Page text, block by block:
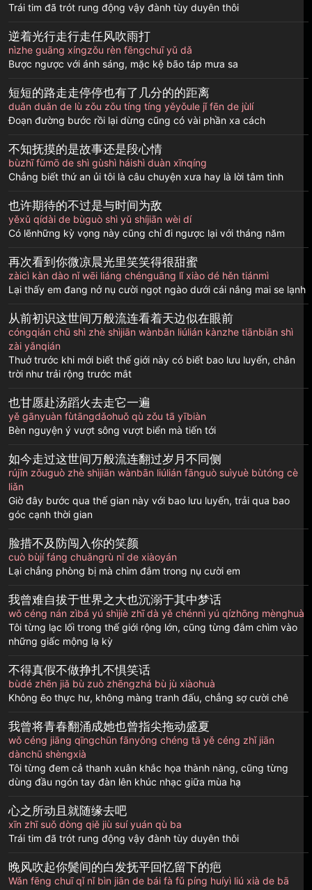
Trái tim đã trót rung động vậy đành tùy duyên thôi
逆着光行走行走任风吹雨打
nìzhe guāng xíngzǒu rèn fēngchuī yǔ dǎ
Bược ngược với ánh sáng, mặc kệ bão táp mưa sa
短短的路走走停停也有了几分的的距离
duǎn duǎn de lù zǒu zǒu tíng tíng yěyǒule jǐ fēn de jùlí
Đoạn đường bước rồi lại dừng cũng có vài phần xa cách
不知抚摸的是故事还是段心情
bùzhī fǔmō de shì gùshì háishì duàn xīnqíng
Chẳng biết thứ an ủi tôi là câu chuyện xưa hay là lời tâm tình
也许期待的不过是与时间为敌
yěxǔ qídài de bùguò shì yǔ shíjiān wèi dí
Có lẽnhững kỳ vọng này cũng chỉ đi ngược lại với tháng năm
再次看到你微凉晨光里笑笑得很甜蜜
zàicì kàn dào nǐ wēi liáng chénguāng lǐ xiào dé hěn tiánmì
Lại thấy em đang nở nụ cười ngọt ngào dưới cái nắng mai se lạnh
从前初识这世间万般流连看着天边似在眼前
cóngqián chū shì zhè shìjiān wànbān liúlián kànzhe tiānbiān shì
zài yǎnqián
Thuở trước khi mới biết thế giới này có biết bao lưu luyến, chân
trời như trải rộng trước mắt
也甘愿赴汤蹈火去走它一遍
yě gānyuàn fùtāngdǎohuǒ qù zǒu tā yībiàn
Bèn nguyện ý vượt sông vượt biển mà tiến tới
如今走过这世间万般流连翻过岁月不同侧
rújīn zǒuguò zhè shìjiān wànbān liúlián fānguò suìyuè bùtóng cè
liǎn
Giờ đây bước qua thế gian này với bao lưu luyến, trải qua bao
góc cạnh thời gian
脸措不及防闯入你的笑颜
cuò bùjí fáng chuǎngrù nǐ de xiàoyán
Lại chẳng phòng bị mà chìm đắm trong nụ cười em
我曾难自拔于世界之大也沉溺于其中梦话
wǒ céng nán zìbá yú shìjiè zhī dà yě chénnì yú qízhōng mènghuà
Tôi từng lạc lối trong thế giới rộng lớn, cũng từng đắm chìm vào
những giấc mộng lạ kỳ
不得真假不做挣扎不惧笑话
bùdé zhēn jiǎ bù zuò zhēngzhá bù jù xiàohuà
Không ẽo thực hư, không màng tranh đấu, chẳng sợ cười chê
我曾将青春翻涌成她也曾指尖拖动盛夏
wǒ céng jiāng qīngchūn fānyǒng chéng tā yě céng zhǐ jiān
dànchū shèngxià
Tôi từng đem cả thanh xuân khắc họa thành nàng, cũng từng
dùng đầu ngón tay đàn lên khúc nhạc giữa mùa hạ
心之所动且就随缘去吧
xīn zhī suǒ dòng qiě jiù suí yuán qù ba
Trái tim đã trót rung động vậy đành tùy duyên thôi
晚风吹起你鬓间的白发抚平回忆留下的疤
Wǎn fēng chuī qǐ nǐ bìn jiān de bái fà fǔ píng huíyì liú xià de bā